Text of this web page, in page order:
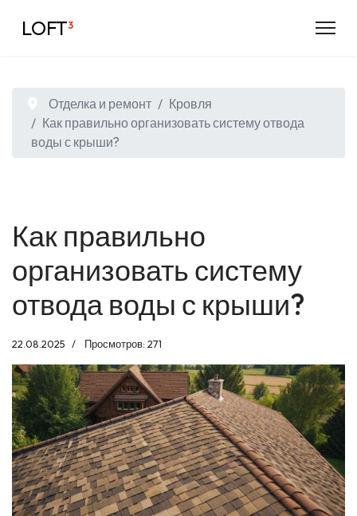
LOFT³
Отделка и ремонт
Кровля
Как правильно организовать систему отвода
воды с крыши?
Как правильно
организовать систему
отвода воды с крыши?
22.08.2025 Просмотров: 271